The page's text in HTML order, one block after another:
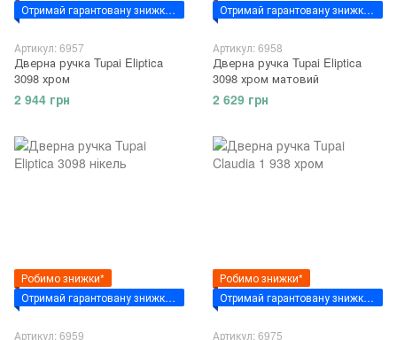
Отримай гарантовану знижку за промокодом - "VSIM7"
Артикул: 6957
Дверна ручка Tupai Eliptica
3098 хром
2 944 грн
Отримай гарантовану знижку за промокодом - "VSIM7"
Артикул: 6958
Дверна ручка Tupai Eliptica
3098 хром матовий
2 629 грн
Робимо знижки*
Отримай гарантовану знижку за промокодом - "VSIM7"
Артикул: 6959
Робимо знижки*
Отримай гарантовану знижку за промокодом - "VSIM7"
Артикул: 6975